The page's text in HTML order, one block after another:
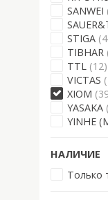
SANWEI
STIGA
TIBHAR
TTL (12)
VICTAS
XIOM
YASAKA
YINHE
НАЛИЧИЕ
Только